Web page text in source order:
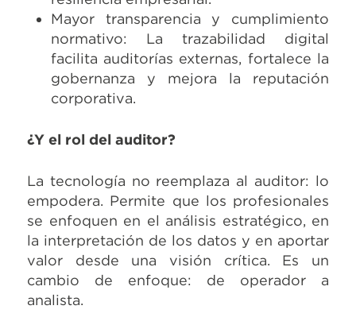
Mayor transparencia y cumplimiento
normativo: La trazabilidad digital
facilita auditorías externas, fortalece la
gobernanza y mejora la reputación
corporativa.
¿Y el rol del auditor?
La tecnología no reemplaza al auditor: lo
empodera. Permite que los profesionales
se enfoquen en el análisis estratégico, en
la interpretación de los datos y en aportar
valor desde una visión crítica. Es un
cambio de enfoque: de operador a
analista.